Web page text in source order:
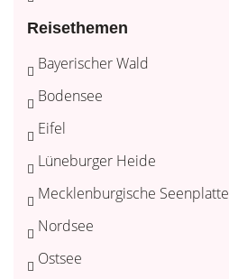
Reisethemen
Bayerischer Wald
Bodensee
Eifel
Lüneburger Heide
Mecklenburgische Seenplatte
Nordsee
Ostsee